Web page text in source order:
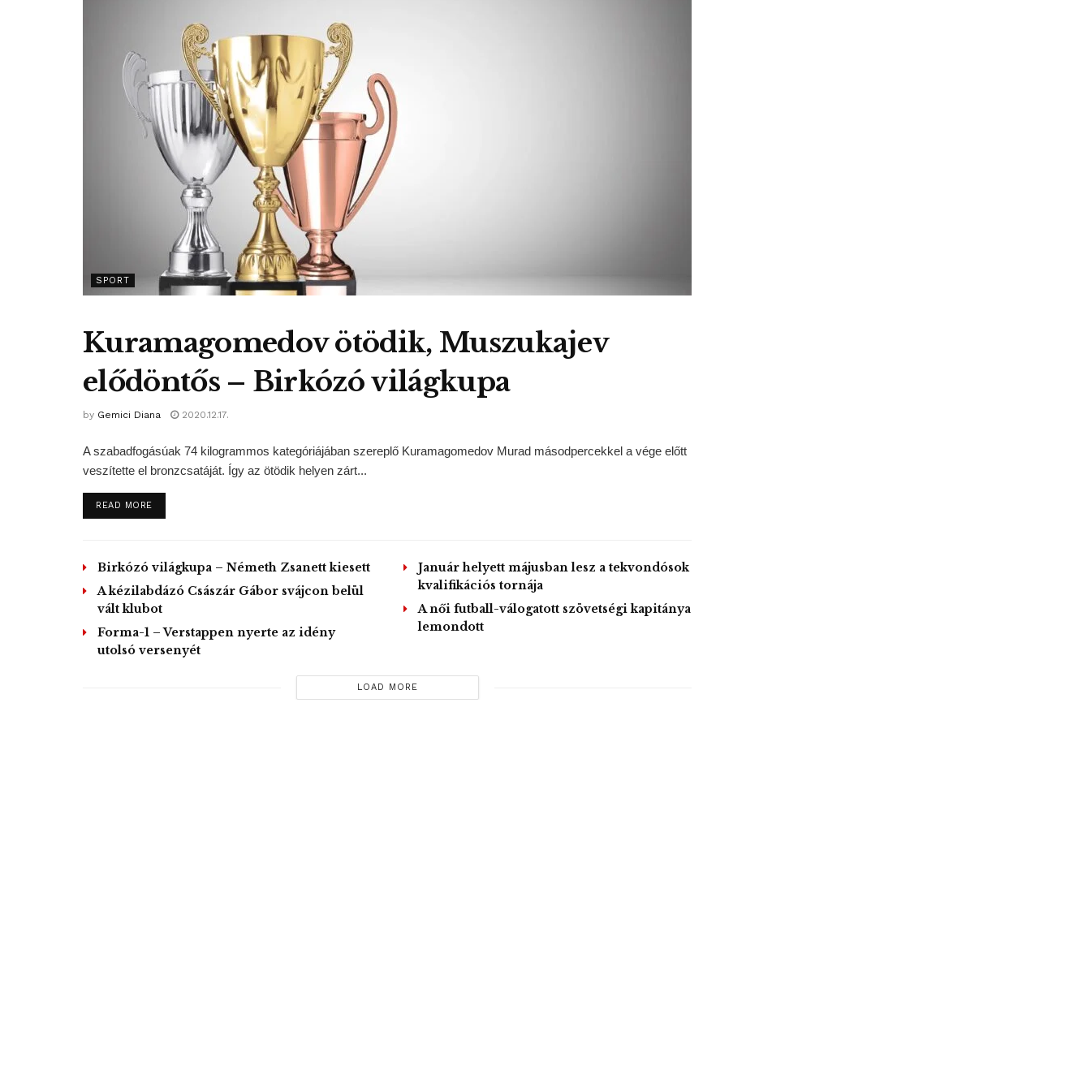
SPORT
Kuramagomedov ötödik, Muszukajev
elődöntős – Birkózó világkupa
by Gemici Diana 2020.12.17.
A szabadfogásúak 74 kilogrammos kategóriájában szereplő Kuramagomedov Murad másodpercekkel a vége előtt
veszítette el bronzcsatáját. Így az ötödik helyen zárt...
READ MOREDETAILS
Birkózó világkupa – Németh Zsanett kiesett
A kézilabdázó Császár Gábor svájcon belül
vált klubot
Forma-1 – Verstappen nyerte az idény
utolsó versenyét
Január helyett májusban lesz a tekvondósok
kvalifikációs tornája
A női futball-válogatott szövetségi kapitánya
lemondott
LOAD MORE